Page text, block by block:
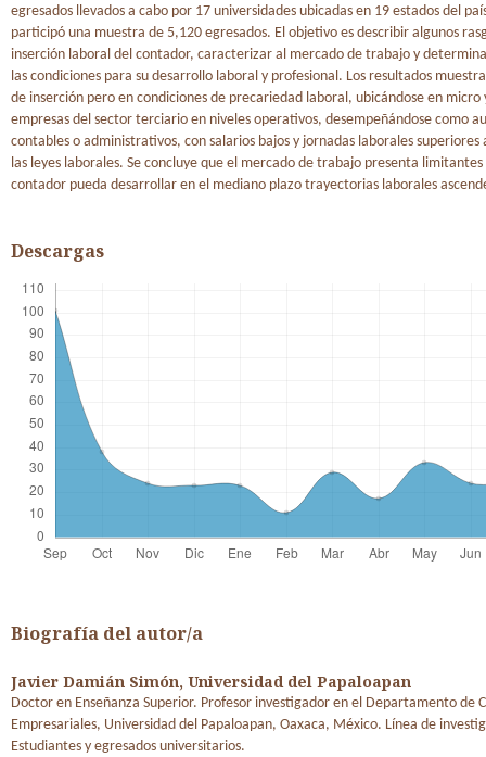
egresados llevados a cabo por 17 universidades ubicadas en 19 estados del
participó una muestra de 5,120 egresados. El objetivo es describir algunos
inserción laboral del contador, caracterizar al mercado de trabajo y
las condiciones para su desarrollo laboral y profesional. Los resultados
de inserción pero en condiciones de precariedad laboral, ubicándose en micro
empresas del sector terciario en niveles operativos, desempeñándose como
contables o administrativos, con salarios bajos y jornadas laborales superiores
las leyes laborales. Se concluye que el mercado de trabajo presenta
contador pueda desarrollar en el mediano plazo trayectorias laborales
Descargas
Biografía del autor/a
Javier Damián Simón, Universidad del Papaloapan
Doctor en Enseñanza Superior. Profesor investigador en el Departamento de
Empresariales, Universidad del Papaloapan, Oaxaca, México. Línea de
Estudiantes y egresados universitarios.